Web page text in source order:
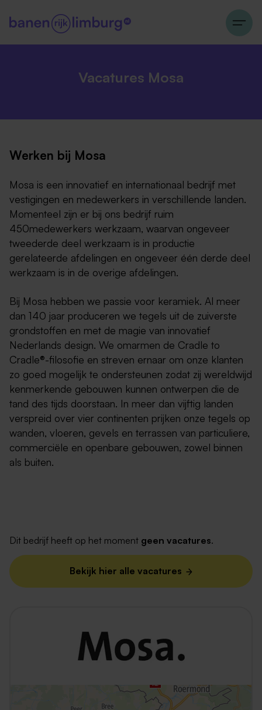
Vacatures Mosa
Werken bij Mosa
Mosa is een innovatief en internationaal bedrijf met
vestigingen en medewerkers in verschillende landen.
Momenteel zijn er bij ons bedrijf ruim
450medewerkers werkzaam, waarvan ongeveer
tweederde deel werkzaam is in productie
gerelateerde afdelingen en ongeveer één derde deel
werkzaam is in de overige afdelingen.
Bij Mosa hebben we passie voor keramiek. Al meer
dan 140 jaar produceren we tegels uit de zuiverste
grondstoffen en met de magie van innovatief
Nederlands design. We omarmen de Cradle to
Cradle®-filosofie en streven ernaar om onze klanten
zo goed mogelijk te ondersteunen zodat zij wereldwijd
kenmerkende gebouwen kunnen ontwerpen die de
tand des tijds doorstaan. In meer dan vijftig landen
verspreid over vier continenten prijken onze tegels op
wanden, vloeren, gevels en terrassen van particuliere,
commerciële en openbare gebouwen, zowel binnen
als buiten.
Dit bedrijf heeft op het moment geen vacatures.
Bekijk hier alle vacatures